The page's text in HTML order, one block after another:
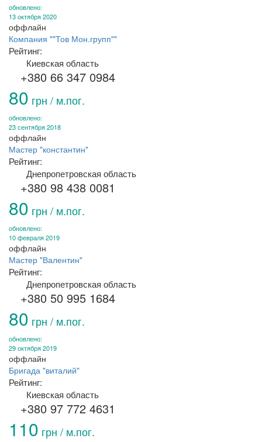
обновлено:
13 октября 2020
оффлайн
Компания ""Тов Мон.групп""
Рейтинг:
Киевская область
+380 66 347 0984
80 грн / м.пог.
обновлено:
23 сентября 2018
оффлайн
Мастер "константин"
Рейтинг:
Днепропетровская область
+380 98 438 0081
80 грн / м.пог.
обновлено:
10 февраля 2019
оффлайн
Мастер "Валентин"
Рейтинг:
Днепропетровская область
+380 50 995 1684
80 грн / м.пог.
обновлено:
29 октября 2019
оффлайн
Бригада "виталий"
Рейтинг:
Киевская область
+380 97 772 4631
110 грн / м.пог.